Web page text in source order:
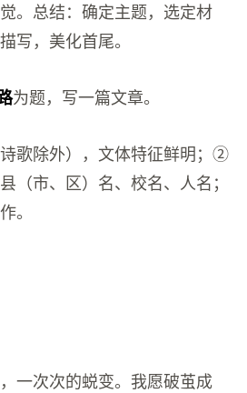
。总结：确定主题，选定材
写，美化首尾。
为题，写一篇文章。
歌除外），文体特征鲜明；②
（市、区）名、校名、人名；
。
一次次的蜕变。我愿破茧成